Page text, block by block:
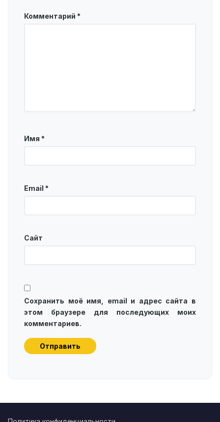
Комментарий *
Имя *
Email *
Сайт
Сохранить моё имя, email и адрес сайта в
этом браузере для последующих моих
комментариев.